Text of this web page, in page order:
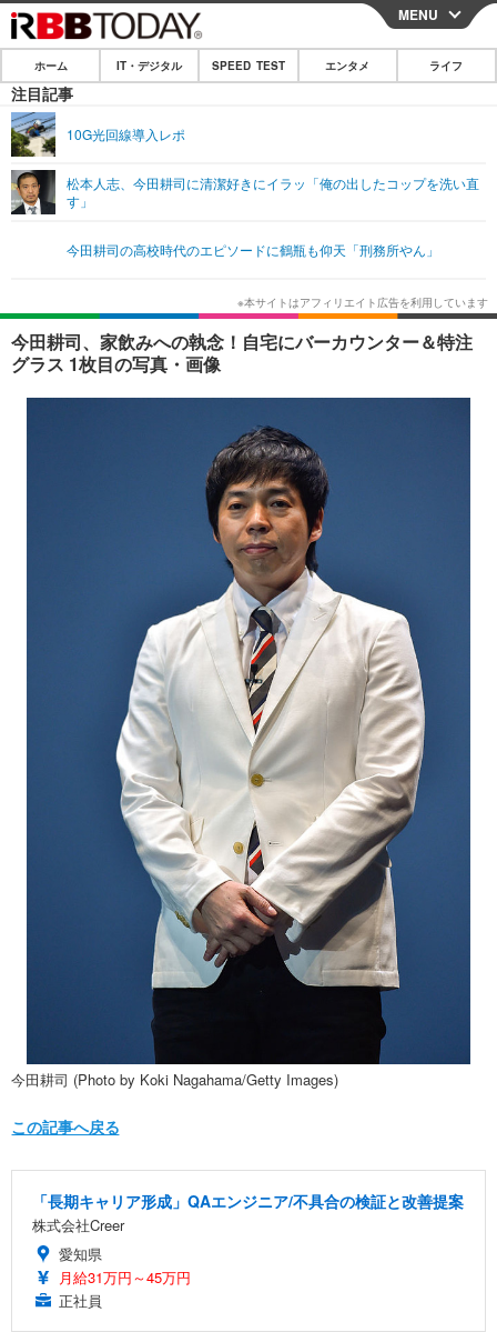
CLOSE
ホーム
IT・デジタル
ショッピング その他
SPEED TEST
エンタメ
エンタメTOP 映画・ドラマ
韓国・芸能
音楽 スポーツ
ライフTOP グルメ
ペット ショッピング
その他
リリース一覧
プッシュ通知の停止方法
MENU
ホーム IT・デジタル SPEED TEST エンタメ ライフ
注目記事
10G光回線導入レポ
松本人志、今田耕司に清潔好きにイラッ「俺の出したコップを洗い直
す」
今田耕司の高校時代のエピソードに鶴瓶も仰天「刑務所やん」
今田耕司、家飲みへの執念！自宅にバーカウンター＆特注
グラス 1枚目の写真・画像
今田耕司 (Photo by Koki Nagahama/Getty Images)
この記事へ戻る
「長期キャリア形成」QAエンジニア/不具合の検証と改善提案
株式会社Creer
愛知県
月給31万円～45万円
正社員